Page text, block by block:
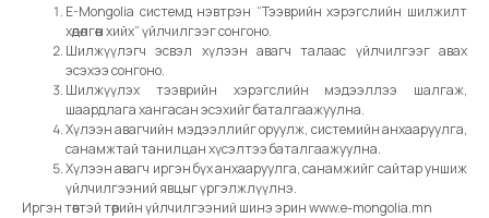
E-Mongolia системд нэвтрэн “Тээврийн хэрэгслийн шилжилт
хөдөлгөөн хийх” үйлчилгээг сонгоно.
Шилжүүлэгч эсвэл хүлээн авагч талаас үйлчилгээг авах
эсэхээ сонгоно.
Шилжүүлэх тээврийн хэрэгслийн мэдээллээ шалгаж,
шаардлага хангасан эсэхийг баталгаажуулна.
Хүлээн авагчийн мэдээллийг оруулж, системийн анхааруулга,
санамжтай танилцан хүсэлтээ баталгаажуулна.
Хүлээн авагч иргэн бүх анхааруулга, санамжийг сайтар уншиж
үйлчилгээний явцыг үргэлжлүүлнэ.
Иргэн төвтэй төрийн үйлчилгээний шинэ эрин www.e-mongolia.mn